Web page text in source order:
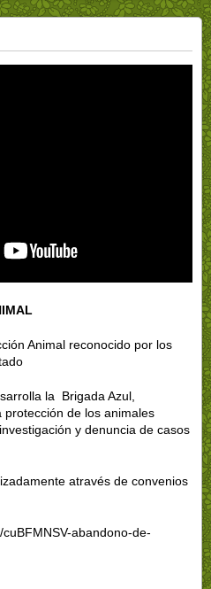
Animal reconocido por los
la Brigada Azul,
de los animales
y denuncia de casos
através de convenios
abandono-de-